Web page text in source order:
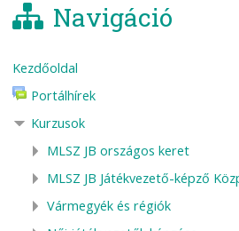
Navigáció
Kezdőoldal
Portálhírek
Kurzusok
MLSZ JB országos keret
MLSZ JB Játékvezető-képző
Vármegyék és régiók